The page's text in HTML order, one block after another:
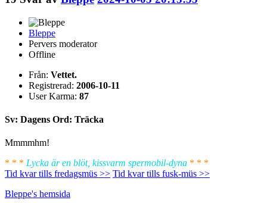
Bleppe
Pervers moderator
Offline
Från: Vettet.
Registrerad: 2006-10-11
User Karma: 87
Sv: Dagens Ord: Träcka
Mmmmhm!
* * * Lycka är en blöt, kissvarm spermobil-dyna * * *
Tid kvar tills fredagsmüs >> Tid kvar tills fusk-müs >>
Bleppe's hemsida